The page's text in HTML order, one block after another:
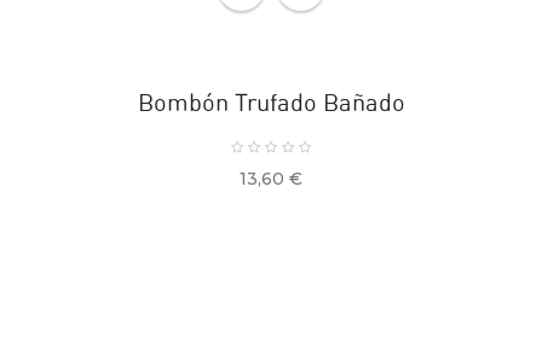
Bombón Trufado Bañado
Precio
13,60 €